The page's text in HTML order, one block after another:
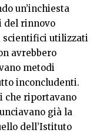
un’inchiesta
del rinnovo
scientifici utilizzati
avrebbero
metodi
inconcludenti.
che riportavano
già la
dell’Istituto